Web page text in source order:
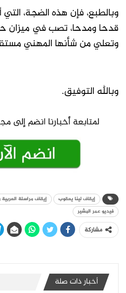
وبالطبع، فإن هذه الضجة، التي
قدحا ومدحا، تصب في ميزان
وتعلي من شأنها المهني
وبالله التوفيق.
إيقاف لينا يعقوب
إيقاف مراسلة
فيديو عمر البشير
مشاركة
أخبار ذات صلة